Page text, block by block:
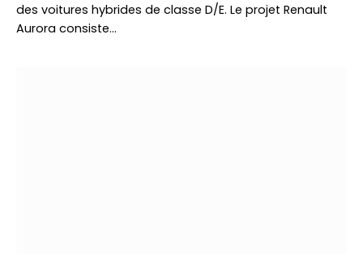
des voitures hybrides de classe D/E. Le projet Renault
Aurora consiste…